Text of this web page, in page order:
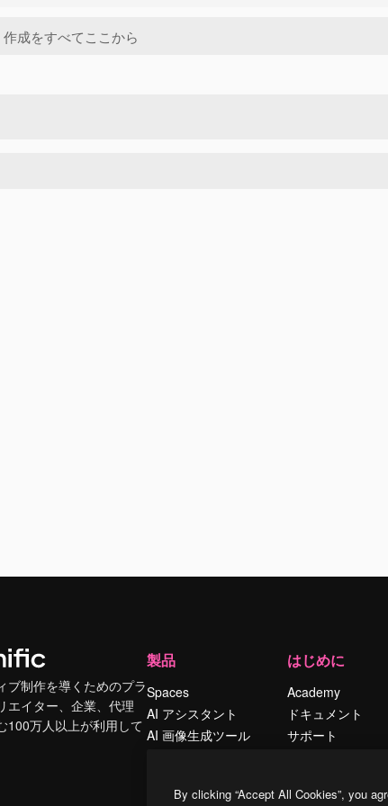
ブ制作を導くためのプラ
エイター、企業、代理
100万人以上が利用して
製品
Spaces
AI アシスタント
AI 画像生成ツール
ストックコンテン
はじめに
Academy
ドキュメント
サポート
シー
By clicking “Accept All Cookies”, you